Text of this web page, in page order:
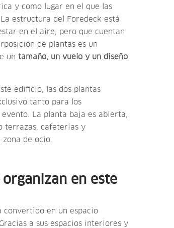
y como lugar en el que las
estructura del Foredeck está
en el aire, pero que cuentan
de plantas es un
un tamaño, un vuelo y un diseño
edificio, las dos plantas
tanto para los
La planta baja es abierta,
terrazas, cafeterías y
de ocio.
en este
convertido en un espacio
a sus espacios interiores y